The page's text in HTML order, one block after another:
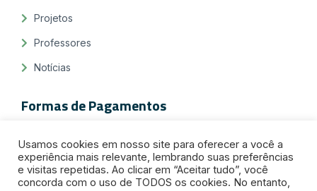
Projetos
Professores
Notícias
Formas de Pagamentos
Usamos cookies em nosso site para oferecer a você a
experiência mais relevante, lembrando suas preferências
e visitas repetidas. Ao clicar em “Aceitar tudo”, você
concorda com o uso de TODOS os cookies. No entanto,